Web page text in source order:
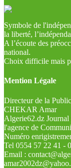
Symbole de
la liberté,
A l’écoute des
national.
Choix difficile mais
Mention Légale
Directeur de la
CHEKAR Amar
Algerie62.dz
l'agence de
Numéro
Tel 0554 57 22 41 -
Email :